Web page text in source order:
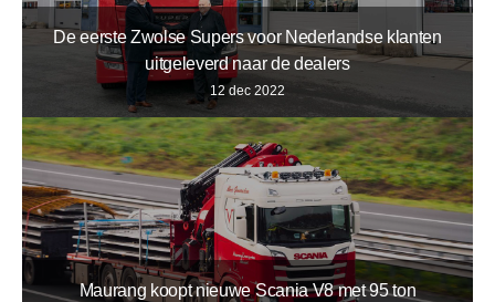
De eerste Zwolse Supers voor Nederlandse klanten
uitgeleverd naar de dealers
12 dec 2022
Maurang koopt nieuwe Scania V8 met 95 ton